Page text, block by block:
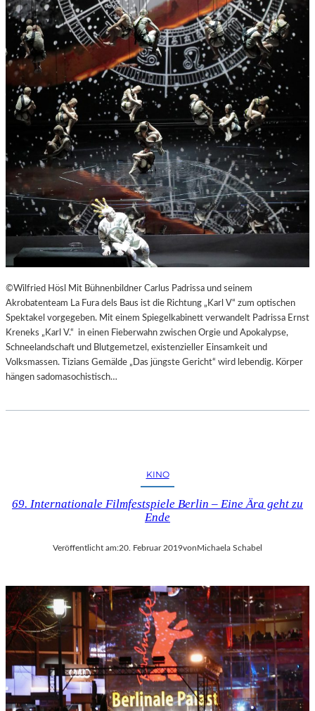
©Wilfried Hösl Mit Bühnenbildner Carlus Padrissa und seinem
Akrobatenteam La Fura dels Baus ist die Richtung „Karl V“ zum optischen
Spektakel vorgegeben. Mit einem Spiegelkabinett verwandelt Padrissa Ernst
Kreneks „Karl V.“ in einen Fieberwahn zwischen Orgie und Apokalypse,
Schneelandschaft und Blutgemetzel, existenzieller Einsamkeit und
Volksmassen. Tizians Gemälde „Das jüngste Gericht“ wird lebendig. Körper
hängen sadomasochistisch…
KINO
69. Internationale Filmfestspiele Berlin – Eine Ära geht zu
Ende
Veröffentlicht am:20. Februar 2019vonMichaela Schabel